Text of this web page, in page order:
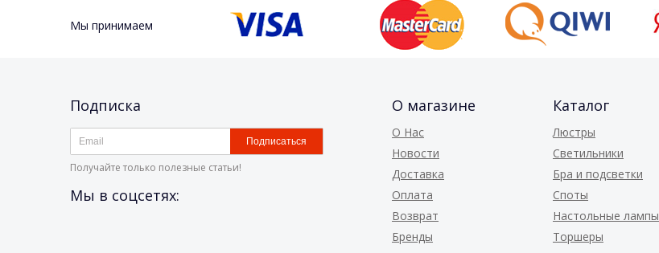
Мы принимаем
Подписка
Подписаться
Получайте только полезные статьи!
Мы в соцсетях:
О магазине
О Нас
Новости
Доставка
Оплата
Возврат
Бренды
Каталог
Люстры
Светильники
Бра и подсветки
Споты
Настольные лампы
Торшеры